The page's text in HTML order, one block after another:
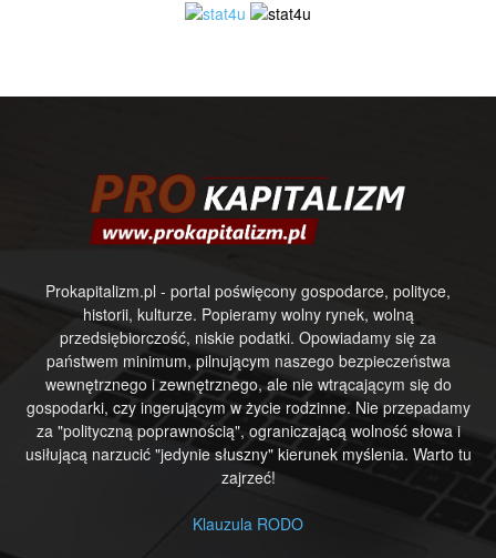
Prokapitalizm.pl - portal poświęcony gospodarce, polityce,
historii, kulturze. Popieramy wolny rynek, wolną
przedsiębiorczość, niskie podatki. Opowiadamy się za
państwem minimum, pilnującym naszego bezpieczeństwa
wewnętrznego i zewnętrznego, ale nie wtrącającym się do
gospodarki, czy ingerującym w życie rodzinne. Nie przepadamy
za "polityczną poprawnością", ograniczającą wolność słowa i
usiłującą narzucić "jedynie słuszny" kierunek myślenia. Warto tu
zajrzeć!
Klauzula RODO